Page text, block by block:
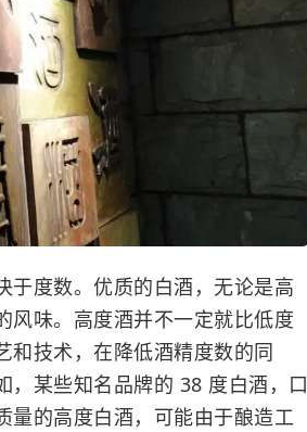
于度数。优质的白酒，无论是高
风味。高度酒并不一定就比低度
和技术，在降低酒精度数的同
，某些知名品牌的 38 度白酒，口
量的高度白酒，可能由于酿造工